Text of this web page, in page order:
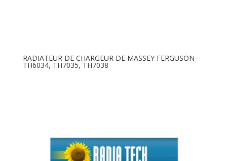
RADIATEUR DE CHARGEUR DE MASSEY FERGUSON –
TH6034, TH7035, TH7038